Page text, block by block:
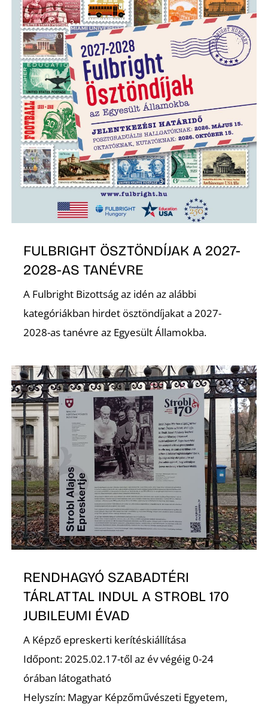
FULBRIGHT ÖSZTÖNDÍJAK A 2027-
2028-AS TANÉVRE
A Fulbright Bizottság az idén az alábbi
kategóriákban hirdet ösztöndíjakat a 2027-
2028-as tanévre az Egyesült Államokba.
RENDHAGYÓ SZABADTÉRI
TÁRLATTAL INDUL A STROBL 170
JUBILEUMI ÉVAD
A Képző epreskerti kerítéskiállítása
Időpont: 2025.02.17-től az év végéig 0-24
órában látogatható
Helyszín: Magyar Képzőművészeti Egyetem,